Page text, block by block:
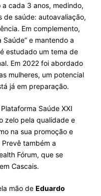
cada 3 anos, medindo,
de saúde: autoavaliação,
Em complemento,
e mantendo a
estudado um tema de
Em 2022 foi abordado
mulheres, um potencial
já em preparação.
Saúde XXI
zelo pela qualidade e
na sua promoção e
também a
Fórum, que se
Cascais.
mão de Eduardo